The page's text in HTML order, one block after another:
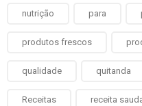
nutrição para
produtos frescos
qualidade quitanda
Receitas receita